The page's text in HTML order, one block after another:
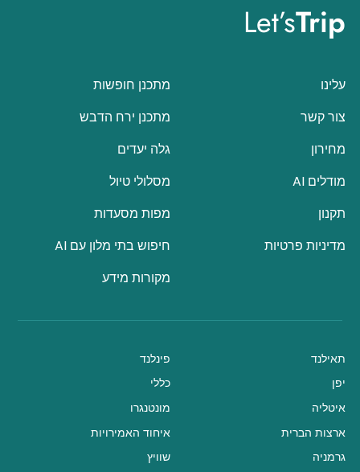
Let’sTrip
עלינו
צור קשר
מחירון
מודלים AI
תקנון
מדיניות פרטיות
מתכנן חופשות
מתכנן ירח הדבש
גלה יעדים
מסלולי טיול
מפות מסעדות
חיפוש בתי מלון עם AI
מקורות מידע
תאילנד
יפן
איטליה
ארצות הברית
גרמניה
פינלנד
כללי
מונטנגרו
איחוד האמירויות
שוויץ